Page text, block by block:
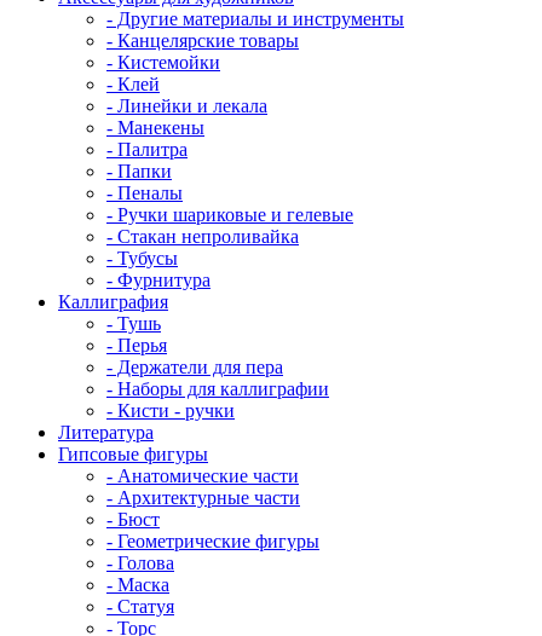
- Другие материалы и инструменты
- Канцелярские товары
- Кистемойки
- Клей
- Линейки и лекала
- Манекены
- Палитра
- Папки
- Пеналы
- Ручки шариковые и гелевые
- Стакан непроливайка
- Тубусы
- Фурнитура
Каллиграфия
- Тушь
- Перья
- Держатели для пера
- Наборы для каллиграфии
- Кисти - ручки
Литература
Гипсовые фигуры
- Анатомические части
- Архитектурные части
- Бюст
- Геометрические фигуры
- Голова
- Маска
- Статуя
- Торс